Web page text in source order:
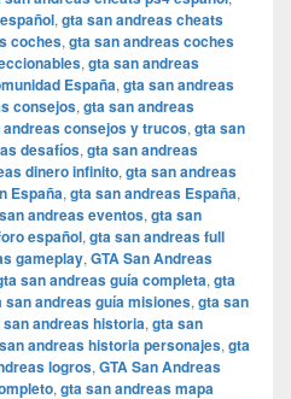
, gta san andreas cheats
coches, gta san andreas coches
, gta san andreas
España, gta san andreas
consejos, gta san andreas
andreas consejos y trucos, gta san
desafíos, gta san andreas
dinero infinito, gta san andreas
España, gta san andreas España,
andreas eventos, gta san
español, gta san andreas full
gameplay, GTA San Andreas
san andreas guía completa, gta
san andreas guía misiones, gta san
san andreas historia, gta san
andreas historia personajes, gta
logros, GTA San Andreas
, gta san andreas mapa